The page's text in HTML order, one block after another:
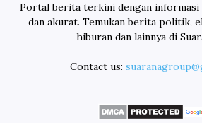
Portal berita terkini dengan informasi
dan akurat. Temukan berita politik,
hiburan dan lainnya di
Contact us: